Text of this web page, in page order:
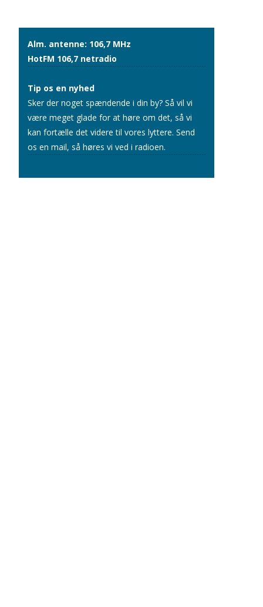
Alm. antenne: 106,7 MHz
HotFM 106,7 netradio
Tip os en nyhed
Sker der noget spændende i din by? Så vil vi
være meget glade for at høre om det, så vi
kan fortælle det videre til vores lyttere. Send
os en mail, så høres vi ved i radioen.